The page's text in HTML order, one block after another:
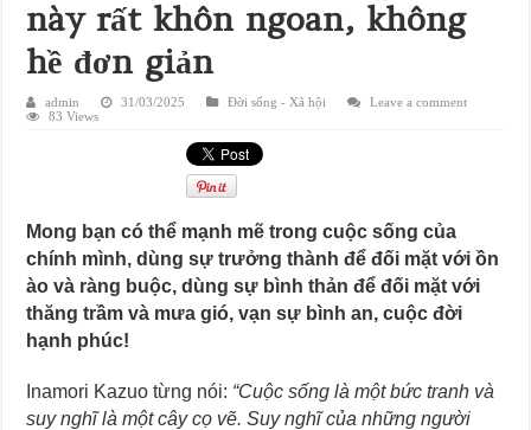
này rất khôn ngoan, không
hề đơn giản
admin 31/03/2025 Đời sống - Xã hội
Leave a comment
83 Views
Mong bạn có thể mạnh mẽ trong cuộc sống của
chính mình, dùng sự trưởng thành để đối mặt với ồn
ào và ràng buộc, dùng sự bình thản để đối mặt với
thăng trầm và mưa gió, vạn sự bình an, cuộc đời
hạnh phúc!
Inamori Kazuo từng nói: “Cuộc sống là một bức tranh và
suy nghĩ là một cây cọ vẽ. Suy nghĩ của những người